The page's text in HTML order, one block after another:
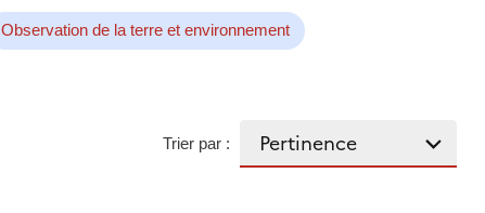
Observation de la terre et environnement
Trier par :